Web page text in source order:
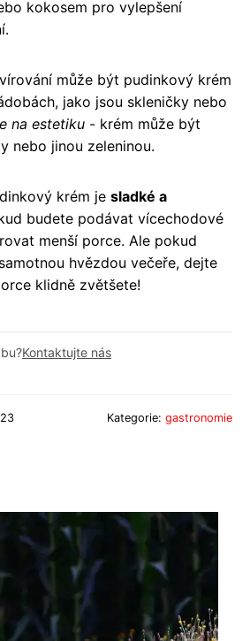
kokosem pro vylepšení
může být pudinkový krém
jako jsou skleničky nebo
na estetiku - krém může být
nebo jinou zeleninou.
krém je sladké a
budete podávat vícechodové
menší porce. Ale pokud
hvězdou večeře, dejte
klidně zvětšete!
Kontaktujte nás
Kategorie: gastronomie